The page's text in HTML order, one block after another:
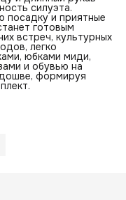
силуэта.
посадку и приятные
готовым
встреч, культурных
легко
юбками миди,
и обувью на
формируя